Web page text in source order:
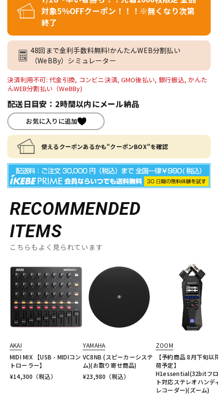
対象5％OFFクーポン！！！※無くなり次第
終了
48回まで金利手数料無料!かんたんWEB分割払い
（WeBBy）シミュレーター
決済利用不可: 代金引換, コンビニ決済, GMO後払い, 銀行振込, かんた
んWEB分割払い（WeBBy)
配送日目安：2時間以内にメール納品
お気に入りに追加
使えるクーポンあるかも"クーポンBOX"を確認
RECOMMENDED
ITEMS
こちらもよく見られています
AKAI
MIDI MIX 【USB - MIDIコン
トローラー】
¥14,300 （税込）
YAMAHA
VC8NB (スピーカーシステ
ム)(お取り寄せ商品)
¥23,980 （税込）
ZOOM
【予約商品 8月下旬以
荷予定】
H1essential(32bitフ
ト対応ステレオハンデ
レコーダー)(ズーム)